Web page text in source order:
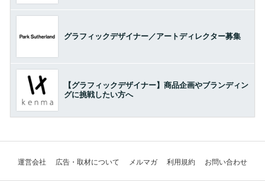
グラフィックデザイナー／アートディレクター募集
【グラフィックデザイナー】商品企画やブランディン
グに挑戦したい方へ
運営会社 広告・取材について メルマガ 利用規約 お問い合わせ